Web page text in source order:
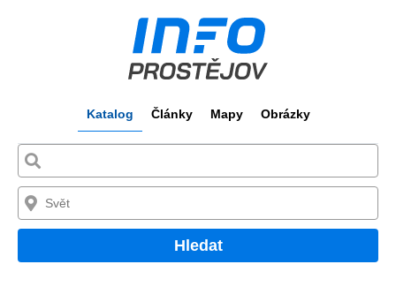
Katalog Články Mapy Obrázky
Hledat